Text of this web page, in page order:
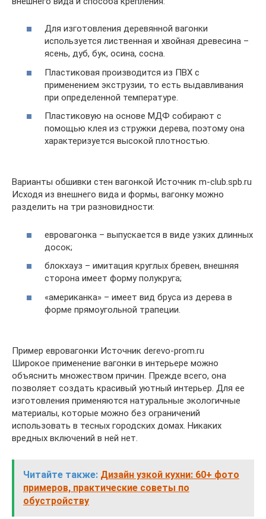
Для изготовления деревянной вагонки
используется лиственная и хвойная древесина –
ясень, дуб, бук, осина, сосна.
Пластиковая производится из ПВХ с
применением экструзии, то есть выдавливания
при определенной температуре.
Пластиковую на основе МДФ собирают с
помощью клея из стружки дерева, поэтому она
характеризуется высокой плотностью.
Варианты обшивки стен вагонкой Источник m-club.spb.ru
Исходя из внешнего вида и формы, вагонку можно
разделить на три разновидности:
евровагонка – выпускается в виде узких длинных
досок;
блокхауз – имитация круглых бревен, внешняя
сторона имеет форму полукруга;
«американка» – имеет вид бруса из дерева в
форме прямоугольной трапеции.
Пример евровагонки Источник derevo-prom.ru
Широкое применение вагонки в интерьере можно
объяснить множеством причин. Прежде всего, она
позволяет создать красивый уютный интерьер. Для ее
изготовления применяются натуральные экологичные
материалы, которые можно без ограничений
использовать в тесных городских домах. Никаких
вредных включений в ней нет.
Читайте также: Дизайн узкой кухни: 60+ фото
примеров, практические советы по
обустройству